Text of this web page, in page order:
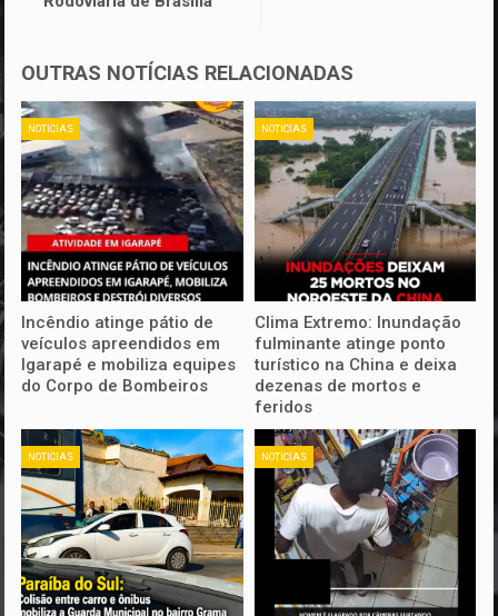
OUTRAS NOTÍCIAS RELACIONADAS
NOTICIAS
Incêndio atinge pátio de
veículos apreendidos em
Igarapé e mobiliza equipes
do Corpo de Bombeiros
NOTICIAS
Clima Extremo: Inundação
fulminante atinge ponto
turístico na China e deixa
dezenas de mortos e
feridos
NOTICIAS NOTICIAS